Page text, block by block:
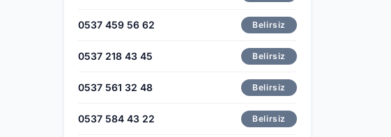
0537 459 56 62 Belirsiz
0537 218 43 45 Belirsiz
0537 561 32 48 Belirsiz
0537 584 43 22 Belirsiz